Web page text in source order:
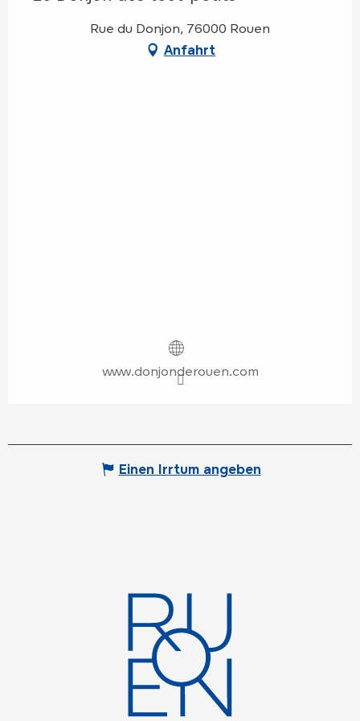
Rue du Donjon, 76000 Rouen
Anfahrt
www.donjonderouen.com
Einen Irrtum angeben